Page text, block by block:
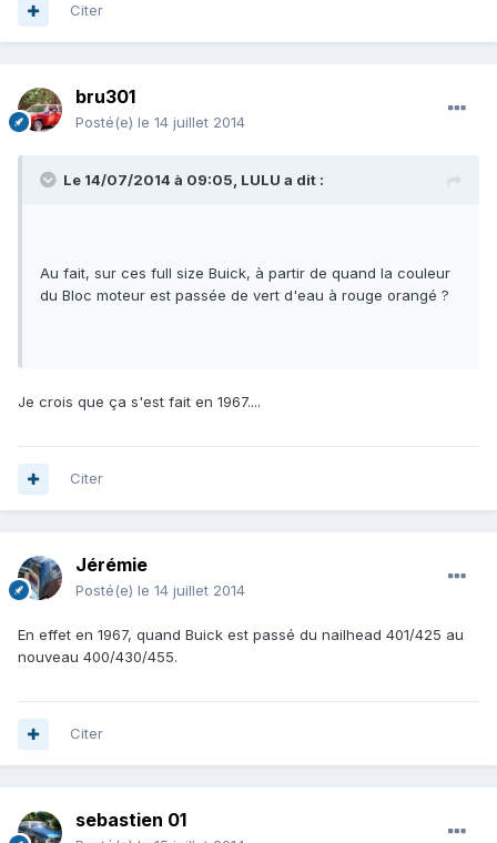
Citer
bru301
Posté(e) le 14 juillet 2014
Le 14/07/2014 à 09:05, LULU a dit :
Au fait, sur ces full size Buick, à partir de quand la couleur
du Bloc moteur est passée de vert d'eau à rouge orangé ?
Je crois que ça s'est fait en 1967....
Citer
Jérémie
Posté(e) le 14 juillet 2014
En effet en 1967, quand Buick est passé du nailhead 401/425 au
nouveau 400/430/455.
Citer
sebastien 01